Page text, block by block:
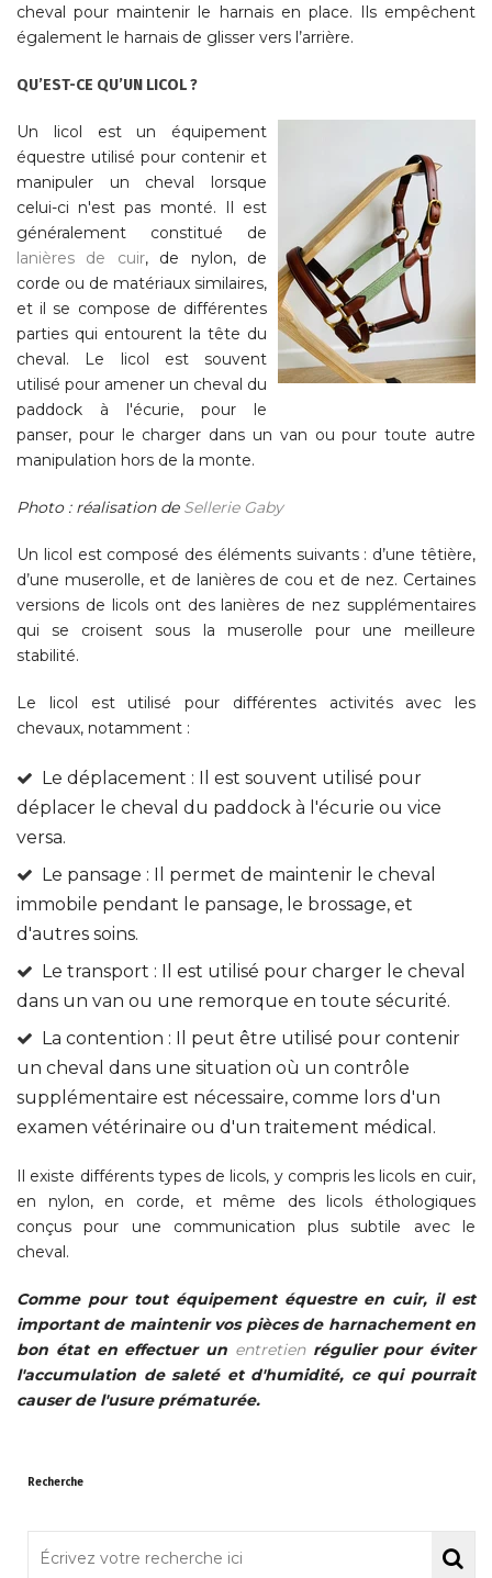
cheval pour maintenir le harnais en place. Ils empêchent
également le harnais de glisser vers l’arrière.
QU’EST-CE QU’UN LICOL ?
Un licol est un équipement
équestre utilisé pour contenir et
manipuler un cheval lorsque
celui-ci n'est pas monté. Il est
généralement constitué de
lanières de cuir, de nylon, de
corde ou de matériaux similaires,
et il se compose de différentes
parties qui entourent la tête du
cheval. Le licol est souvent
utilisé pour amener un cheval du
paddock à l'écurie, pour le
panser, pour le charger dans un van ou pour toute autre
manipulation hors de la monte.
Photo : réalisation de Sellerie Gaby
Un licol est composé des éléments suivants : d’une têtière,
d’une muserolle, et de lanières de cou et de nez. Certaines
versions de licols ont des lanières de nez supplémentaires
qui se croisent sous la muserolle pour une meilleure
stabilité.
Le licol est utilisé pour différentes activités avec les
chevaux, notamment :
Le déplacement : Il est souvent utilisé pour
déplacer le cheval du paddock à l'écurie ou vice
versa.
Le pansage : Il permet de maintenir le cheval
immobile pendant le pansage, le brossage, et
d'autres soins.
Le transport : Il est utilisé pour charger le cheval
dans un van ou une remorque en toute sécurité.
La contention : Il peut être utilisé pour contenir
un cheval dans une situation où un contrôle
supplémentaire est nécessaire, comme lors d'un
examen vétérinaire ou d'un traitement médical.
Il existe différents types de licols, y compris les licols en cuir,
en nylon, en corde, et même des licols éthologiques
conçus pour une communication plus subtile avec le
cheval.
Comme pour tout équipement équestre en cuir, il est
important de maintenir vos pièces de harnachement en
bon état en effectuer un entretienrégulier pour éviter
l'accumulation de saleté et d'humidité, ce qui pourrait
causer de l'usure prématurée.
Recherche